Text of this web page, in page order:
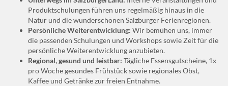
Produktschulungen führen uns regelmäßig hinaus in die
Natur und die wunderschönen Salzburger Ferienregionen.
Persönliche Weiterentwicklung: Wir bemühen uns, immer
die passenden Schulungen und Workshops sowie Zeit für die
persönliche Weiterentwicklung anzubieten.
Regional, gesund und leistbar: Tägliche Essensgutscheine, 1x
pro Woche gesundes Frühstück sowie regionales Obst,
Kaffee und Getränke zur freien Entnahme.